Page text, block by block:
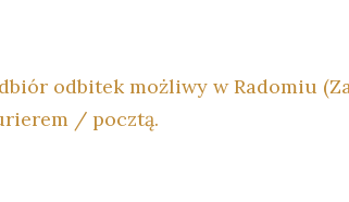
odbitek możliwy w Radomiu
/ pocztą.